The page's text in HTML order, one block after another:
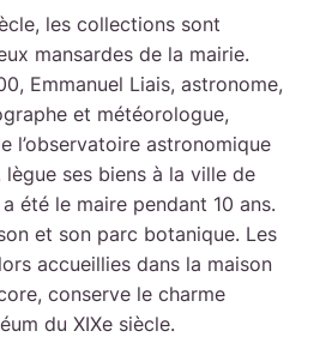
les collections sont
mansardes de la mairie.
Emmanuel Liais, astronome,
et météorologue,
l’observatoire astronomique
ses biens à la ville de
été le maire pendant 10 ans.
et son parc botanique. Les
accueillies dans la maison
conserve le charme
du XIXe siècle.